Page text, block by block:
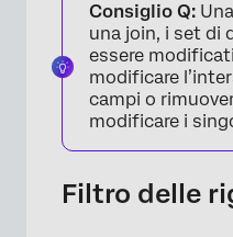
Consiglio Q:
una join, i set di
essere
modificare
campi o
modificare i
Filtro delle